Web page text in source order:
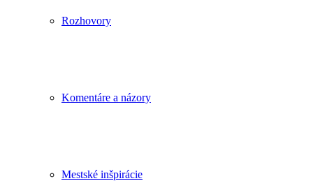
Rozhovory
Komentáre a názory
Mestské inšpirácie